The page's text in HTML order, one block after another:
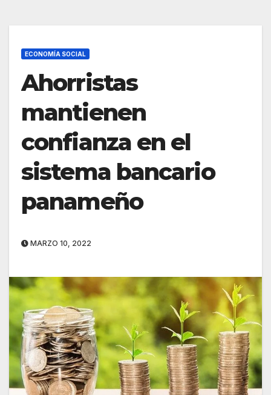
ECONOMÍA SOCIAL
Ahorristas
mantienen
confianza en el
sistema bancario
panameño
MARZO 10, 2022